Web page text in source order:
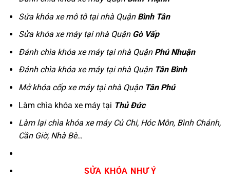
Sửa khóa xe mô tô tại nhà Quận Bình Tân
Sửa khóa xe máy tại nhà Quận Gò Vấp
Đánh chìa khóa xe máy tại nhà Quận Phú Nhuận
Đánh chìa khóa xe máy tại nhà Quận Tân Bình
Mở khóa cốp xe máy tại nhà Quận Tân Phú
Làm chìa khóa xe máy tại Thủ Đức
Làm lại chìa khóa xe máy Củ Chi, Hóc Môn, Bình Chánh,
Cần Giờ, Nhà Bè…
SỬA KHÓA NHƯ Ý